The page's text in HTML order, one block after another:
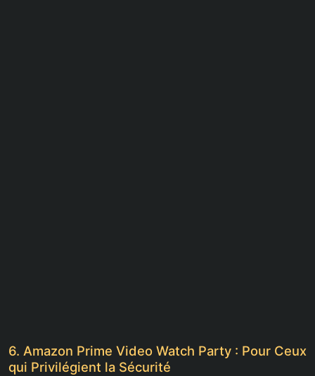
6. Amazon Prime Video Watch Party : Pour Ceux
qui Privilégient la Sécurité